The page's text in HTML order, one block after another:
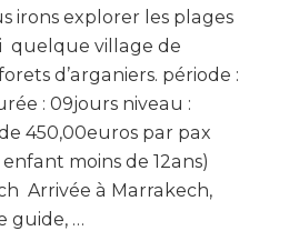
irons explorer les plages
quelque village de
d’arganiers. période :
: 09jours niveau :
450,00euros par pax
moins de 12ans)
Arrivée à Marrakech,
guide, …